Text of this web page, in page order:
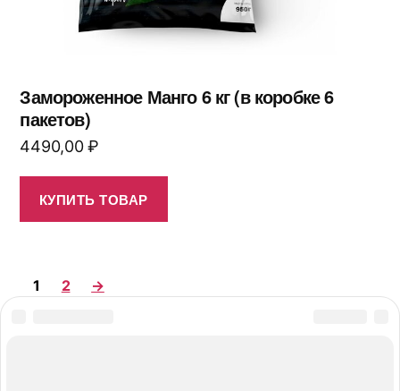
Замороженное Манго 6 кг (в коробке 6
пакетов)
4490,00₽
КУПИТЬ ТОВАР
1 2 →